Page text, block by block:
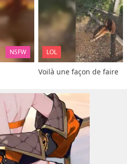
NSFW LOL
Voilà une façon de faire